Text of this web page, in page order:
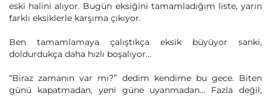
eski halini alıyor. Bugün eksiğini tamamladığım liste, yarın
farklı eksiklerle karşıma çıkıyor.
Ben tamamlamaya çalıştıkça eksik büyüyor sanki,
doldurdukça daha hızlı boşalıyor…
“Biraz zamanın var mı?” dedim kendime bu gece. Biten
günü kapatmadan, yeni güne uyanmadan… Fazla değil,